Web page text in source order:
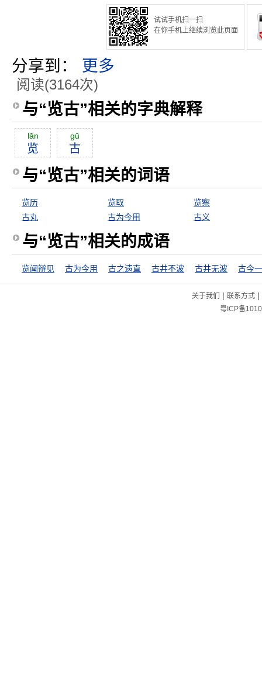
试试手机扫一扫
在你手机上继续浏览此页面
分享到： 更多
阅读(3164次)
与“览古”相关的字典解释
lăn
览
gŭ
古
与“览古”相关的词语
览历 览取
览察
古丸
古为今用 古义
与“览古”相关的成语
览闻辩见 古为今用 古之遗直 古井不波 古井无波 古今
关于我们 | 联系方式|
粤ICP备